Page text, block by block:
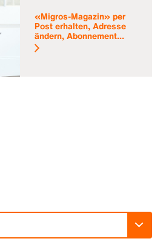
«Migros-Magazin» per
Post erhalten, Adresse
ändern, Abonnement...